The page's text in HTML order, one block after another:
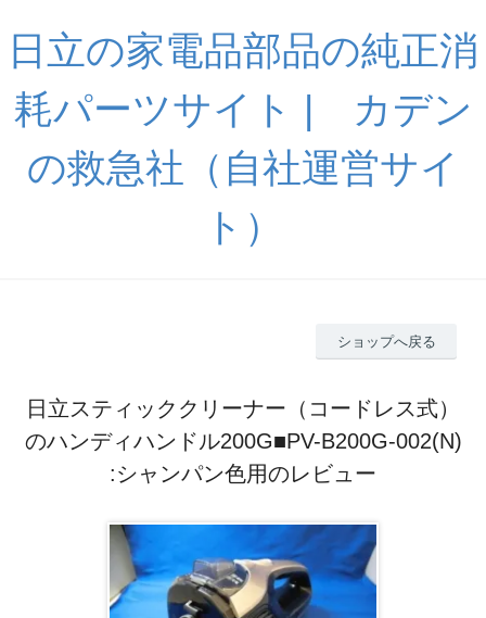
日立の家電品部品の純正消
耗パーツサイト | カデン
の救急社（自社運営サイ
ト）
ショップへ戻る
日立スティッククリーナー（コードレス式）
のハンディハンドル200G■PV-B200G-002(N)
:シャンパン色用のレビュー